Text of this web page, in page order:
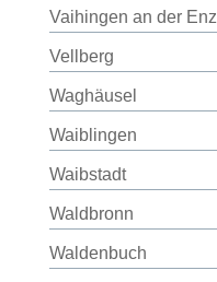
Vaihingen an der Enz
Vellberg
Waghäusel
Waiblingen
Waibstadt
Waldbronn
Waldenbuch